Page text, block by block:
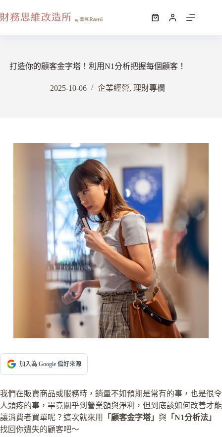
打造你的顧客金字塔！利用N1分析把握每個顧客！
2025-10-06 企業經營, 理財專欄
加入為 Google 偏好來源
我們在販賣商品或服務時，銷量不如預期是常有的事，也是很令
人頭疼的事，畢竟關乎到營業額與淨利，但到底該如何改善才能
讓消費者買單呢？這次就來用
「顧客金字塔」 與 「N1分析法」
找回你遺失的顧客吧～